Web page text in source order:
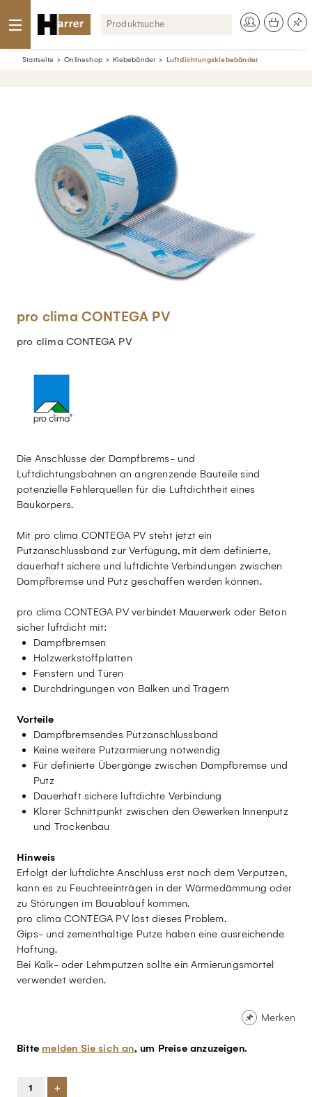
Startseite Onlineshop Klebebänder Luftdichtungsklebebänder
pro clima CONTEGA PV
pro clima CONTEGA PV
Die Anschlüsse der Dampfbrems- und
Luftdichtungsbahnen an angrenzende Bauteile sind
potenzielle Fehlerquellen für die Luftdichtheit eines
Baukörpers.
Mit pro clima CONTEGA PV steht jetzt ein
Putzanschlussband zur Verfügung, mit dem definierte,
dauerhaft sichere und luftdichte Verbindungen zwischen
Dampfbremse und Putz geschaffen werden können.
pro clima CONTEGA PV verbindet Mauerwerk oder Beton
sicher luftdicht mit:
Dampfbremsen
Holzwerkstoffplatten
Fenstern und Türen
Durchdringungen von Balken und Trägern
Vorteile
Dampfbremsendes Putzanschlussband
Keine weitere Putzarmierung notwendig
Für definierte Übergänge zwischen Dampfbremse und
Putz
Dauerhaft sichere luftdichte Verbindung
Klarer Schnittpunkt zwischen den Gewerken Innenputz
und Trockenbau
Hinweis
Erfolgt der luftdichte Anschluss erst nach dem Verputzen,
kann es zu Feuchteeinträgen in der Wärmedämmung oder
zu Störungen im Bauablauf kommen.
pro clima CONTEGA PV löst dieses Problem.
Gips- und zementhaltige Putze haben eine ausreichende
Haftung.
Bei Kalk- oder Lehmputzen sollte ein Armierungsmörtel
verwendet werden.
Merken
Bitte melden Sie sich an, um Preise anzuzeigen.
+